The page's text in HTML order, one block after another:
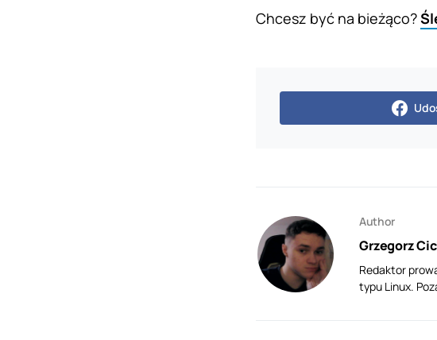
Chcesz być na bieżąco?
Author
Grzegorz
Redaktor
typu Linux.